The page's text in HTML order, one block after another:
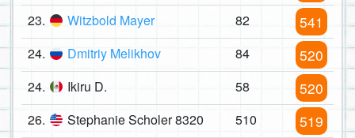
23. Witzbold Mayer 82 541
24. Dmitriy Melikhov 84 520
24. Ikiru D. 58 520
26. Stephanie Scholer 8320 510 519